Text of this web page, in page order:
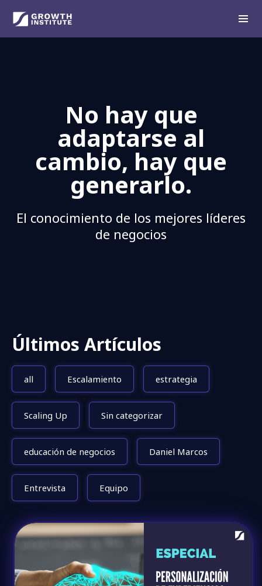
No hay que
adaptarse al
cambio, hay que
generarlo.
El conocimiento de los mejores líderes
de negocios
Últimos Artículos
all Escalamiento estrategia
Scaling Up Sin categorizar
educación de negocios Daniel Marcos
Entrevista Equipo